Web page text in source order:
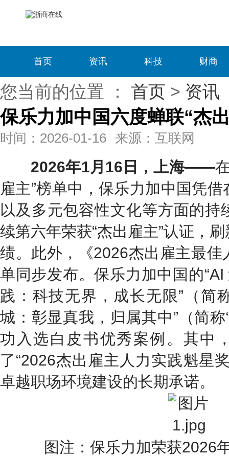
首页 资讯 科技 财商
您当前的位置 ： 首页 > 资讯
保乐力加中国六度蝉联“杰
时间：2026-01-16 来源：互联网
2026年1月 16 日，上海——
雇主”榜单中，保乐力加中国凭
以及多元包容性文化等方面的持
续第六年荣获“杰出雇主”认证，
绩。此外，《2026杰出雇主最佳
单同步发布。保乐力加中国的
践：科技无界，成长无限”（简
城：彰显真我，归属其中”（简
功入选白皮书优秀案例。其中
了“2026杰出雇主人力实践魁星
卓越职场环境建设的长期承诺。
图注：保乐力加荣获2026